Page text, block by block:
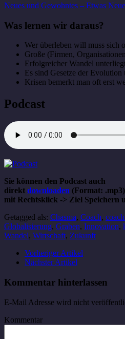
Neues und Gewohntes – Etwas
Was lernen wir daraus?
Wer überleben will muss sich
Große (Firmen,
Erfolgreicher Wandel
Es sind Gesetze der
Krisen bemerkt man oft erst
Podcast
Sie können den Podcast auch
direkt downloaden (Format: .mp3)
mit Rechtsklick -> Ziel Speichern
Getagged als: Chasma, Coach,
Globalisierung, Graben, Innovation,
Wandel, Wirtschaft, Zukunft
Vorheriger Artikel
Nächster Artikel
Kommentar hinterlassen
E-Mail Adresse wird nicht
Kommentar